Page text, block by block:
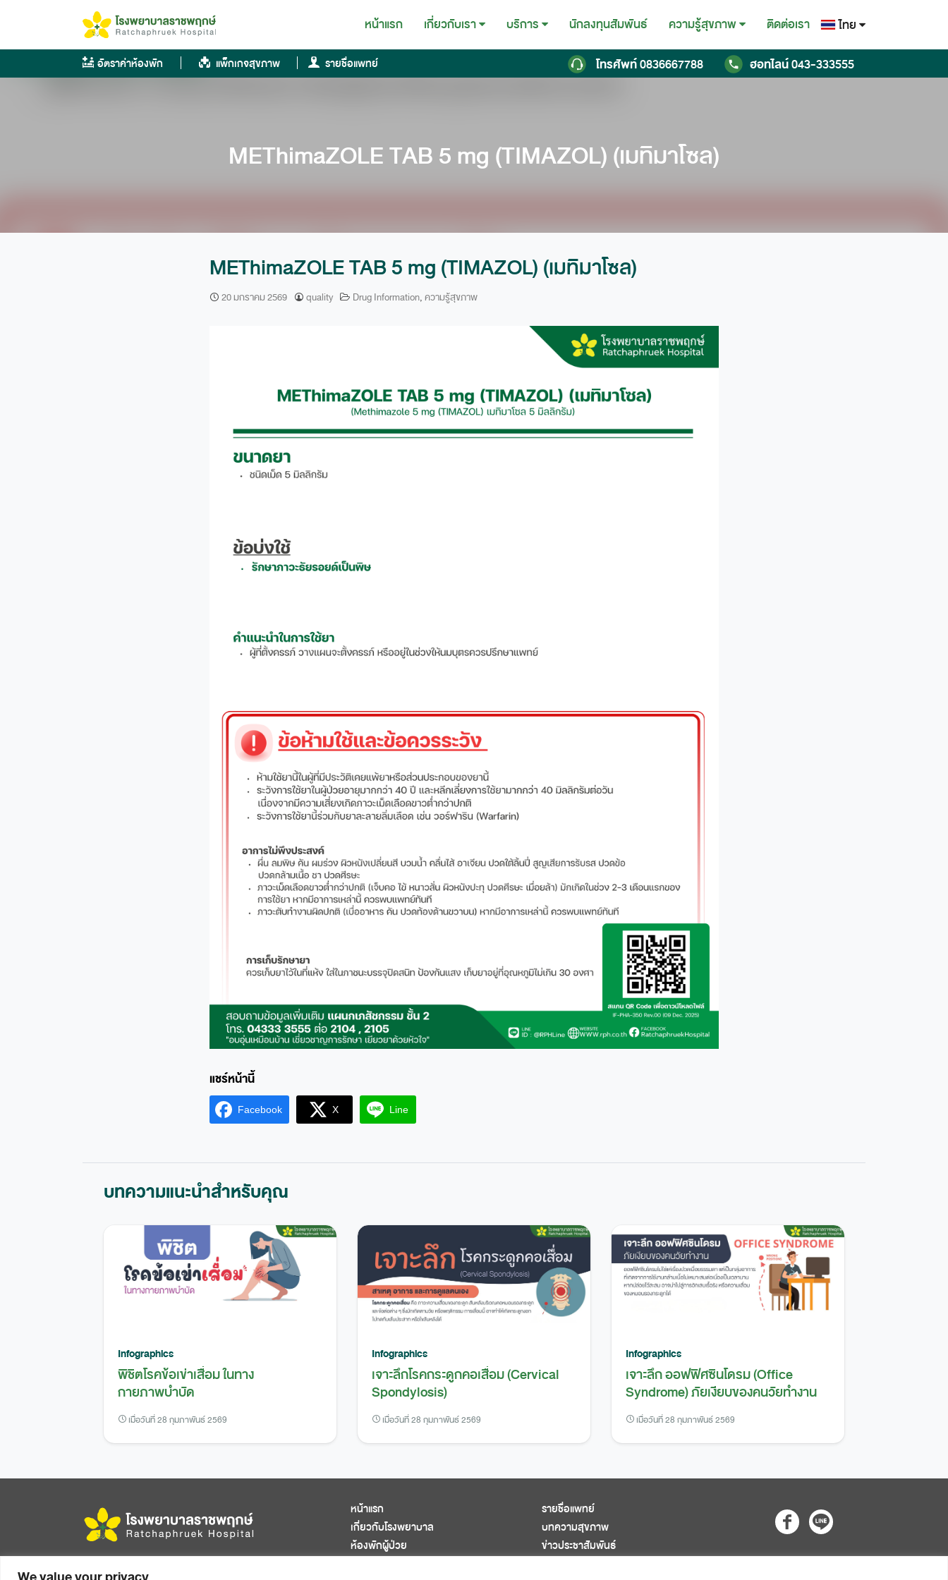
content
หน้าแรก เกี่ยวกับเรา บริการ นักลงทุนสัมพันธ์ ความรู้สุขภาพ ติดต่อเรา ไทย
English
อัตราค่าห้องพัก แพ็กเกจสุขภาพ รายชื่อแพทย์ โทรศัพท์0836667788 ฮอทไลน์043-333555
METhimaZOLE TAB 5 mg (TIMAZOL) (เมทิมาโซล)
METhimaZOLE TAB 5 mg (TIMAZOL) (เมทิมาโซล)
20 มกราคม 2569 quality Drug Information,ความรู้สุขภาพ
Facebook X Line
บทความแนะนำสำหรับคุณ
Infographics
พิชิตโรคข้อเข่าเสื่อม ในทาง
กายภาพบำบัด
เมื่อวันที่ 28 กุมภาพันธ์ 2569
Infographics
เจาะลึกโรคกระดูกคอเสื่อม (Cervical
Spondylosis)
เมื่อวันที่ 28 กุมภาพันธ์ 2569
Infographics
เจาะลึก ออฟฟิศซินโดรม (Office
Syndrome) ภัยเงียบของคนวัยทำงาน
เมื่อวันที่ 28 กุมภาพันธ์ 2569
หน้าแรก
เกี่ยวกับโรงพยาบาล
ห้องพักผู้ป่วย
รายชื่อแพทย์
บทความสุขภาพ
ข่าวประชาสัมพันธ์